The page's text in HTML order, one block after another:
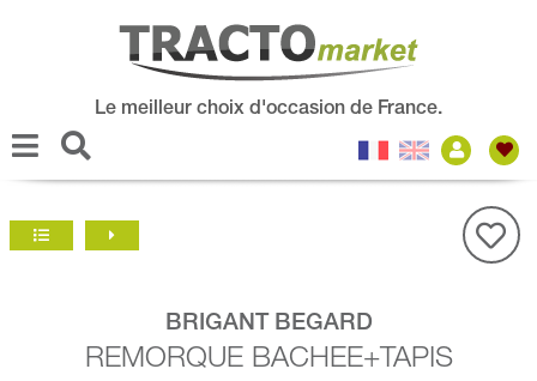
Le meilleur choix d'occasion de France.
BRIGANT BEGARD
REMORQUE BACHEE+TAPIS